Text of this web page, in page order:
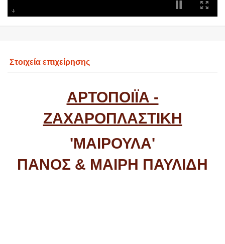
Στοιχεία επιχείρησης
ΑΡΤΟΠΟΙΪΑ -
ΖΑΧΑΡΟΠΛΑΣΤΙΚΗ
'ΜΑΙΡΟΥΛΑ'
ΠΑΝΟΣ & ΜΑΙΡΗ ΠΑΥΛΙΔΗ